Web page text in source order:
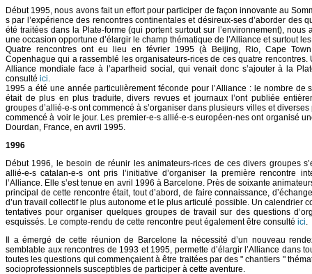
Début 1995, nous avons fait un effort pour participer de façon innovante au
s par l’expérience des rencontres continentales et désireux-ses d’aborder des
été traitées dans la Plate-forme (qui portent surtout sur l’environnement), nous
une occasion opportune d’élargir le champ thématique de l’Alliance et surtout
Quatre rencontres ont eu lieu en février 1995 (à Beijing, Rio, Cape
Copenhague qui a rassemblé les organisateurs-rices de ces quatre
Alliance mondiale face à l’apartheid social, qui venait donc s’ajouter à la
consulté ici
1995 a été une année particulièrement féconde pour l’Alliance : le nombre de
était de plus en plus traduite, divers revues et journaux l’ont publiée
groupes d’allié-e-s ont commencé à s’organiser dans plusieurs villes et
commencé à voir le jour. Les premier-e-s allié-e-s européen-nes ont organisé
Dourdan, France, en avril 1995.
1996
Début 1996, le besoin de réunir les animateurs-rices de ces divers groupes
allié-e-s catalan-e-s ont pris l’initiative d’organiser la première rencontre
l’Alliance. Elle s’est tenue en avril 1996 à Barcelone. Près de soixante
principal de cette rencontre était, tout d’abord, de faire connaissance,
d’un travail collectif le plus autonome et le plus articulé possible. Un calendrier
tentatives pour organiser quelques groupes de travail sur des questions
esquissés. Le compte-rendu de cette rencontre peut également être consulté ici
Il a émergé de cette réunion de Barcelone la nécessité d’un nouveau
semblable aux rencontres de 1993 et 1995, permette d’élargir l’Alliance dans
toutes les questions qui commençaient à être traitées par des " chantiers "
socioprofessionnels susceptibles de participer à cette aventure.